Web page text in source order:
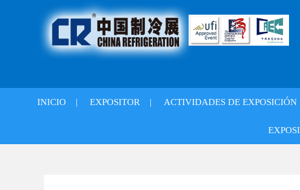
INICIO | EXPOSITOR | ACTIVIDADES DE EXPOSICIÓN